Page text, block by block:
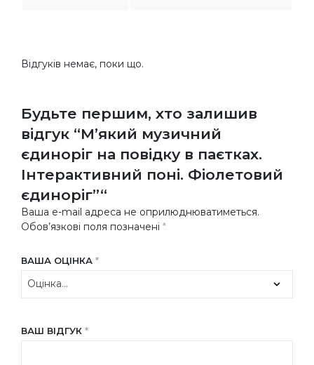
Відгуків немає, поки що.
Будьте першим, хто залишив
відгук “М’який музичний
єдиноріг на повідку в паєтках.
Інтерактивний поні. Фіолетовий
єдиноріг”“
Ваша e-mail адреса не оприлюднюватиметься.
Обов’язкові поля позначені *
ВАША ОЦІНКА *
ВАШ ВІДГУК *